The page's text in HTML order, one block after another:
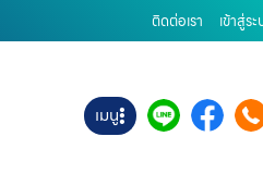
ติดต่อเรา เข้าสู่ร
เมนู